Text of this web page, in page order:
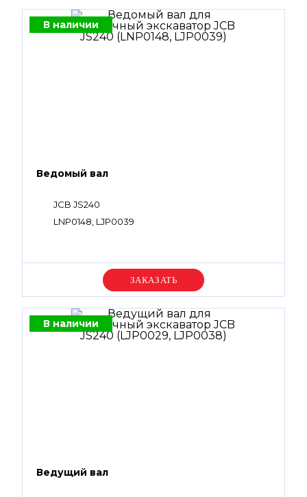
В наличии
Ведомый вал
JCB JS240
LNP0148, LJP0039
Уточняйте цену
В наличии
Ведущий вал